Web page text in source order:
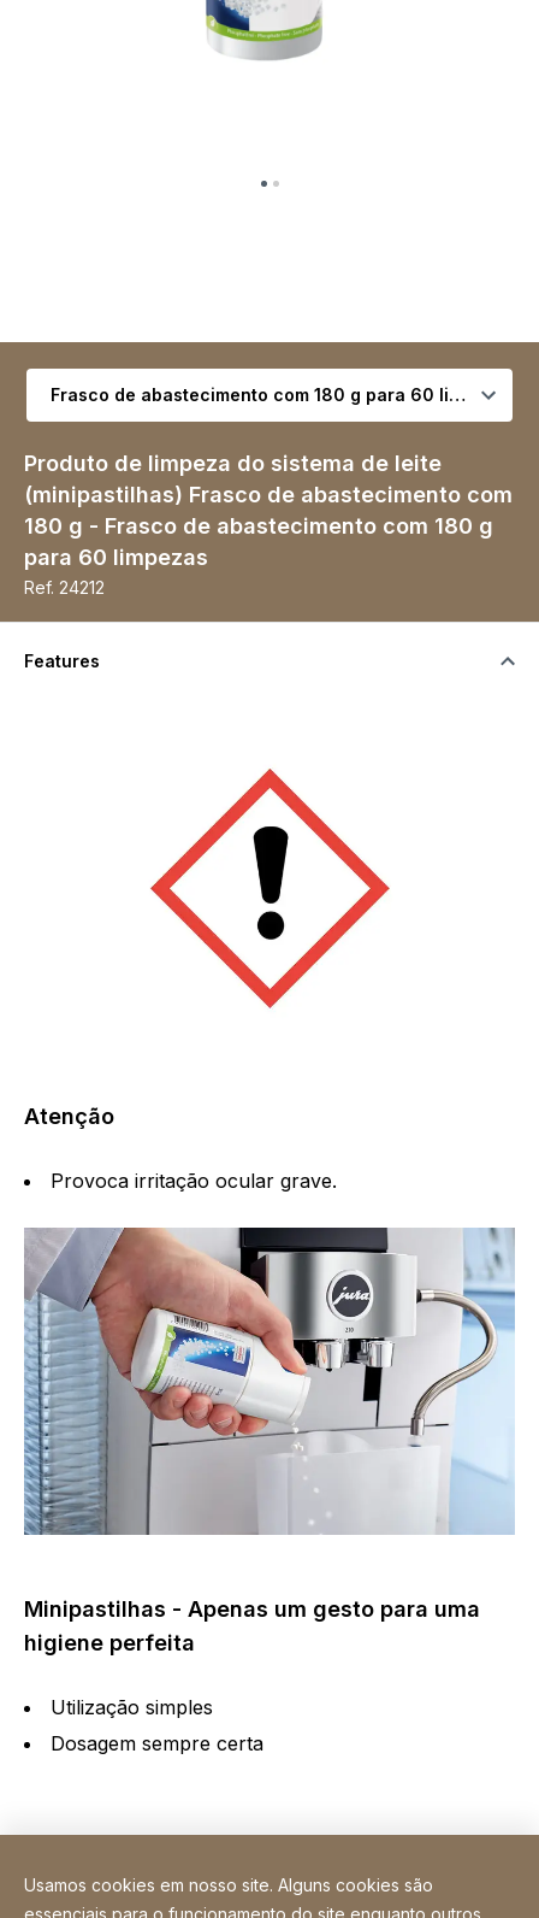
Selecionar variante
Produto de limpeza do sistema de leite
(minipastilhas) Frasco de abastecimento com
180 g - Frasco de abastecimento com 180 g
para 60 limpezas
Ref. 24212
Features
Atenção
Provoca irritação ocular grave.
Minipastilhas - Apenas um gesto para uma
higiene perfeita
Utilização simples
Dosagem sempre certa
Instructions for use and downloads
Usamos cookies em nosso site. Alguns cookies são
essenciais para o funcionamento do site enquanto outros